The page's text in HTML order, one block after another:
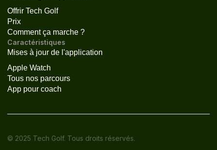
Offrir Tech Golf
Prix
Comment ça marche ?
Caractéristiques
Mises à jour de l'application
Apple Watch
Tous nos parcours
App pour coach
© 2025 Tech Golf. Tous droits réservés.